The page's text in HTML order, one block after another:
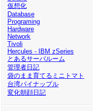
仮想化
Database
Programing
Hardware
Network
Tivoli
Hercules - IBM zSeries
とあるサーバルーム
管理者日記
袋のまま育てるミニトマト
台湾パイナップル
変化朝顔日記